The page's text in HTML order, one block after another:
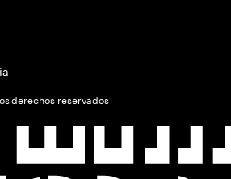
derechos reservados